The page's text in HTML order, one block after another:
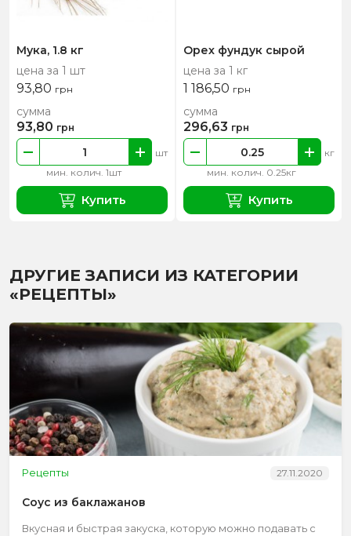
Мука, 1.8 кг
цена за 1 шт
93,80 грн
мин. колич. 1шт
шт
сумма
93,80 грн
Купить
Орех фундук сырой
цена за 1 кг
1 186,50 грн
мин. колич. 0.25кг
кг
сумма
296,63 грн
Купить
ДРУГИЕ ЗАПИСИ ИЗ КАТЕГОРИИ
«РЕЦЕПТЫ»
Рецепты 27.11.2020
Соус из баклажанов
Вкусная и быстрая закуска, которую можно подавать с